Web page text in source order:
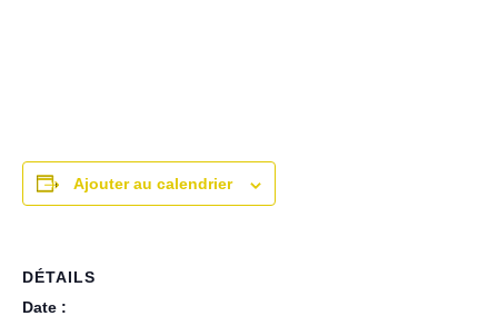
Ajouter au calendrier
DÉTAILS
Date :